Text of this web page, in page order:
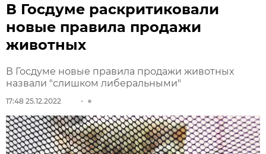
В Госдуме раскритиковали
новые правила продажи
животных
В Госдуме новые правила продажи животных
назвали "слишком либеральными"
17:48 25.12.2022